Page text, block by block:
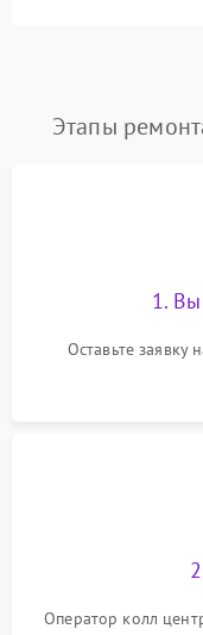
Этапы
1. Вы
Оставьте
Оператор колл